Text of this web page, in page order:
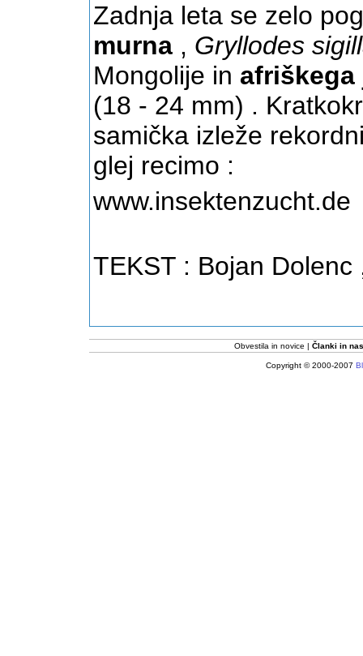
Zadnja leta se zelo
murna , Gryllodes
Mongolije in afriškega
(18 - 24 mm) .
samička izleže
glej recimo :
www.insektenzucht.de
TEKST : Bojan Dolenc
Obvestila in novice Članki in
Copyright © 2000-2007